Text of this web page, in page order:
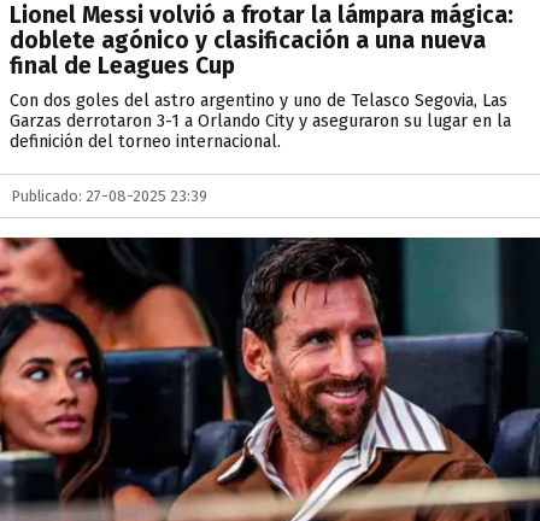
Lionel Messi volvió a frotar la lámpara mágica:
doblete agónico y clasificación a una nueva
final de Leagues Cup
Con dos goles del astro argentino y uno de Telasco Segovia, Las
Garzas derrotaron 3-1 a Orlando City y aseguraron su lugar en la
definición del torneo internacional.
Publicado: 27-08-2025 23:39